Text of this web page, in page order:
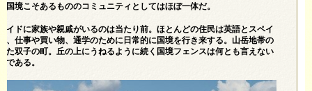
国境こそあるもののコミュニティとしてはほぼ一体だ。
イドに家族や親戚がいるのは当たり前。ほとんどの住民は英語とスペイ
、仕事や買い物、通学のために日常的に国境を行き来する。山岳地帯の
た双子の町。丘の上にうねるように続く国境フェンスは何とも言えない
である。